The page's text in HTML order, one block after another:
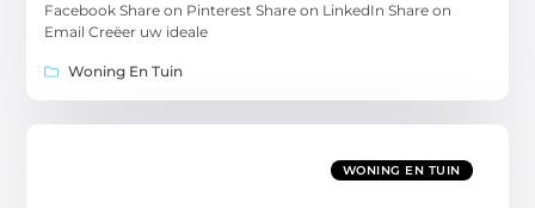
Facebook Share on Pinterest Share on LinkedIn Share on
Email Creëer uw ideale
Woning En Tuin
WONING EN TUIN